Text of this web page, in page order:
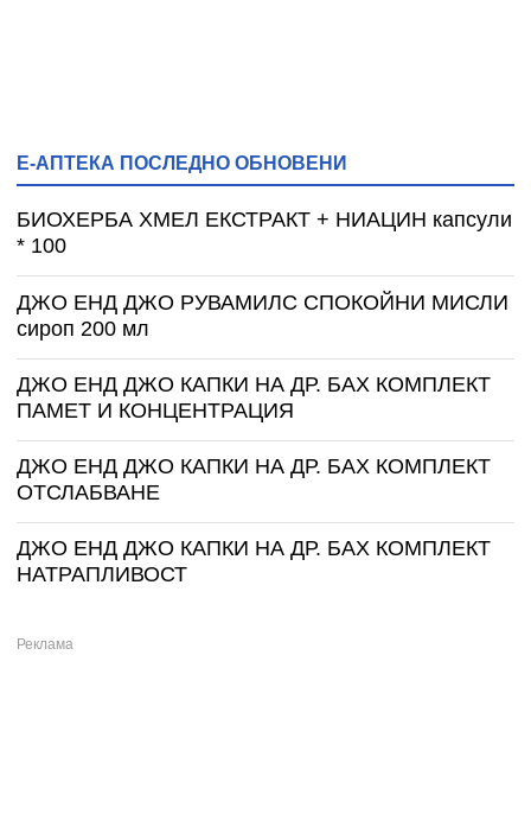
Е-АПТЕКА ПОСЛЕДНО ОБНОВЕНИ
БИОХЕРБА ХМЕЛ ЕКСТРАКТ + НИАЦИН капсули
* 100
ДЖО ЕНД ДЖО РУВАМИЛС СПОКОЙНИ МИСЛИ
сироп 200 мл
ДЖО ЕНД ДЖО КАПКИ НА ДР. БАХ КОМПЛЕКТ
ПАМЕТ И КОНЦЕНТРАЦИЯ
ДЖО ЕНД ДЖО КАПКИ НА ДР. БАХ КОМПЛЕКТ
ОТСЛАБВАНЕ
ДЖО ЕНД ДЖО КАПКИ НА ДР. БАХ КОМПЛЕКТ
НАТРАПЛИВОСТ